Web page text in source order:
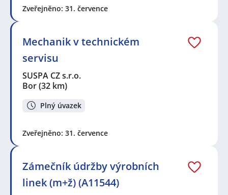
Zveřejněno: 31. července
Mechanik v technickém
servisu
SUSPA CZ s.r.o.
Bor(32 km)
Plný úvazek
Zveřejněno: 31. července
Zámečník údržby výrobních
linek (m+ž) (A11544)